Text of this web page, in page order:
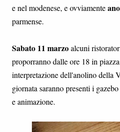
e nel modenese, e ovviamente
parmense.
Sabato 11 marzoalcuni
proporranno dalle ore 18 in
interpretazione dell'anolino della
giornata saranno presenti i
e animazione.